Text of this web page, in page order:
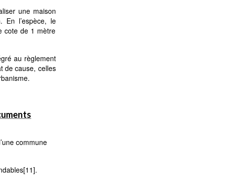
une maison
En l’espèce, le
cote de 1 mètre
au règlement
de cause, celles
commune
[11].